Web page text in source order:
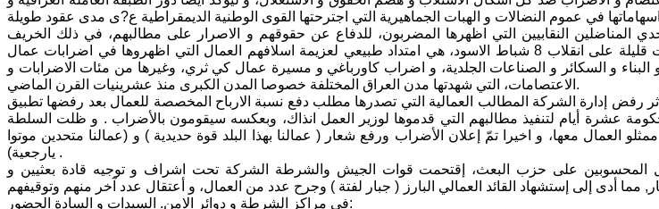
المناضلين النقابيين التي اظهرها المضربون، للدفاع عن حقوقهم و الاصرار على مطالبهم، في ذلك الخريف
الستيني، ولم يكن قد مضى الا سنوات قليلة على انقلاب 8 شباط الاسود، هي امتداد طبيعي لعزيمة اسلافهم العمال التي اظهروها في اضرابات عمال
البناء و السكائر و الصناعات الجلدية، و اضراب كاورباغي و مسيرة عمال كي ثري، وغيرها من مئات الاضرابات و
الاعتصامات، التي شهدتها مدن العراق المختلفة خصوصا المدن الكبرى منذ عشرينيات القرن الماضي.
رفض إدارة الشركة المطالب العمالية التي تصدرها مطلب دفع نسبة الارباح المخصصة للعمال بعد رفضها تطبيق
عشرة أيام لتنفيذ مطالبهم التي قدموها لوزير العمل انذاك، وبعكسه سيقومون بالأضراب . و ظلت السلطة
العمال معها، و اخيرا تمّ إعلان الأضراب ورفع شعار ( عمالنا بهذا البلد قوة حديدية ) و (عمالنا متحدين موتوا
يارجعية) .
المحسوبين على حزب البعث، إقتحمت قوات الجيش والشرطة الشركة تحت اشراف و توجيه قادة بعثيين و
أدى إلى إستشهاد القائد العمالي البارز ( جبار لفتة ) وجرح عدد من العمال، و أعتقال عدد آخر منهم وتوقيفهم
في مراكز الشرطة و دوائر الامن. السيدات و السادة الحضور: